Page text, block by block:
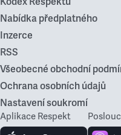
Nabídka předplatného
Inzerce
RSS
Všeobecné obchodní
Ochrana osobních údajů
Nastavení soukromí
Aplikace Respekt